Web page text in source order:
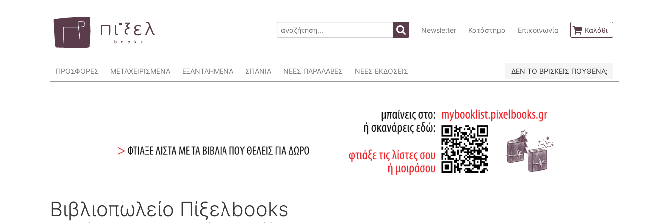
Newsletter Κατάστημα Επικοινωνία Καλάθι
ΠΡΟΣΦΟΡΕΣ ΜΕΤΑΧΕΙΡΙΣΜΕΝΑ ΕΞΑΝΤΛΗΜΕΝΑ ΣΠΑΝΙΑ ΝΕΕΣ ΠΑΡΑΛΑΒΕΣ ΝΕΕΣ ΕΚΔΟΣΕΙΣ ΔΕΝ ΤΟ ΒΡΙΣΚΕΙΣ ΠΟΥΘΕΝΑ;
Βιβλιοπωλείο Πίξελbooks